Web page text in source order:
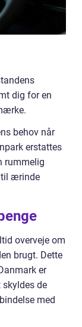
dig for en
behov når
erstattes
rummelig
til ærinde
overveje om
brugt. Dette
er
de
med